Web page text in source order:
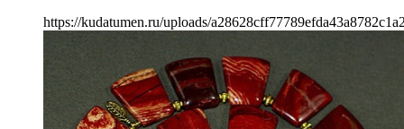
https://kudatumen.ru/uploads/